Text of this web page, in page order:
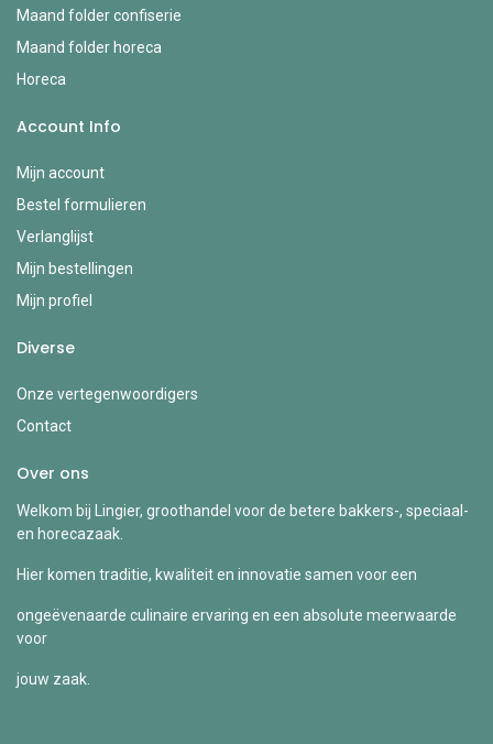
Maand folder confiserie
Maand folder horeca
Horeca
Account Info
Mijn account
Bestel formulieren
Verlanglijst
Mijn bestellingen
Mijn profiel
Diverse
Onze vertegenwoordigers
Contact
Over ons
Welkom bij Lingier, groothandel voor de betere bakkers-, speciaal-
en horecazaak.
Hier komen traditie, kwaliteit en innovatie samen voor een
ongeëvenaarde culinaire ervaring en een absolute meerwaarde
voor
jouw zaak.